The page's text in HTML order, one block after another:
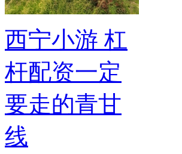
西宁小游 杠
杆配资一定
要走的青甘
线